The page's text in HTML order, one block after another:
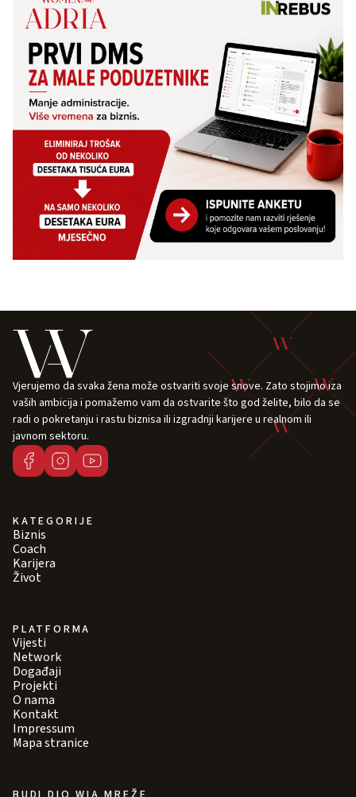
Vjerujemo da svaka žena može ostvariti svoje snove. Zato stojimo iza
vaših ambicija i pomažemo vam da ostvarite što god želite, bilo da se
radi o pokretanju i rastu biznisa ili izgradnji karijere u realnom ili
javnom sektoru.
KATEGORIJE
Biznis
Coach
Karijera
Život
PLATFORMA
Vijesti
Network
Događaji
Projekti
O nama
Kontakt
Impressum
Mapa stranice